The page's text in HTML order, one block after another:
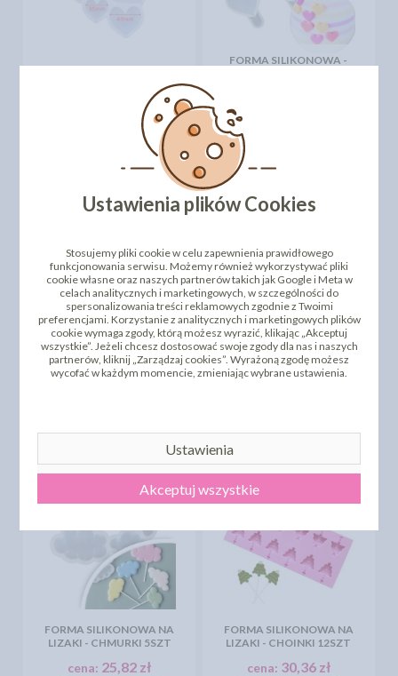
19,99 zł
DO KOSZYKA
Najniższa cena z 30 dni przed
28,65 zł
FORMA SILIKONOWA -
FORMA SILIKONOWA -
LIZAKI ŚLIMAK
FORMA SILIKONOWA NA
LIZAKI - BALONIKI 3SZT
FORMA SILIKONOWA NA
LIZAKI - CHMURKI 5SZT
cena: 25,82 zł
FORMA SILIKONOWA NA
LIZAKI - CHOINKI 12SZT
cena: 30,36 zł
Ustawienia plików Cookies
Stosujemy pliki cookie w celu zapewnienia prawidłowego
funkcjonowania serwisu. Możemy również wykorzystywać pliki
cookie własne oraz naszych partnerów takich jak Google i Meta w
celach analitycznych i marketingowych, w szczególności do
spersonalizowania treści reklamowych zgodnie z Twoimi
preferencjami. Korzystanie z analitycznych i marketingowych plików
cookie wymaga zgody, którą możesz wyrazić, klikając „Akceptuj
wszystkie”. Jeżeli chcesz dostosować swoje zgody dla nas i naszych
partnerów, kliknij „Zarządzaj cookies”. Wyrażoną zgodę możesz
wycofać w każdym momencie, zmieniając wybrane ustawienia.
Ustawienia
Akceptuj wszystkie